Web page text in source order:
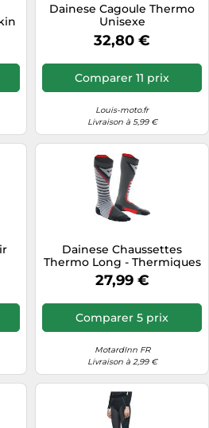
Dainese Cagoule Thermo
Unisexe
32,80 €
Comparer 11 prix
Louis-moto.fr
Livraison à 5,99 €
Dainese Chaussettes
Thermo Long - Thermiques
moto - Pour homme et
femme - Noir/Rouge Taille
27,99 €
Comparer 5 prix
MotardInn FR
Livraison à 2,99 €